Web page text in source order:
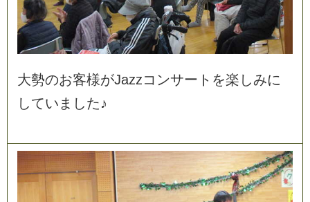
大勢のお客様がJazzコ ンサー ト を楽 しみに
してい ま した♪